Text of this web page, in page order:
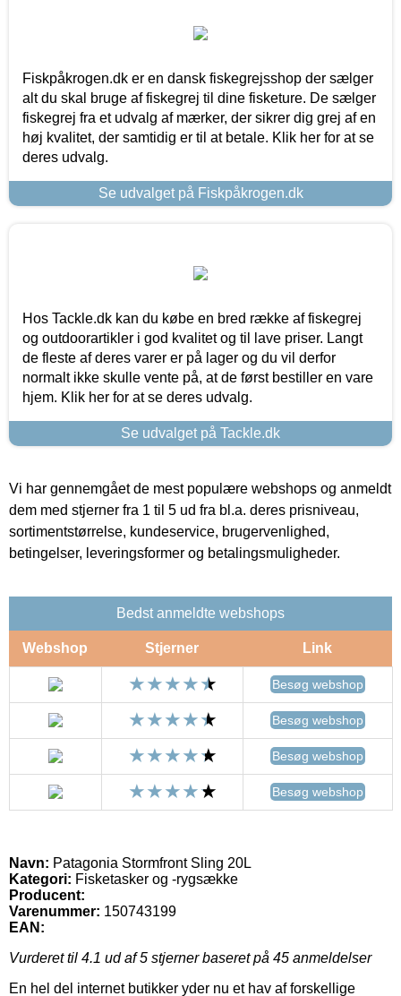
Fiskpåkrogen.dk er en dansk fiskegrejsshop der sælger
alt du skal bruge af fiskegrej til dine fisketure. De sælger
fiskegrej fra et udvalg af mærker, der sikrer dig grej af en
høj kvalitet, der samtidig er til at betale. Klik her for at se
deres udvalg.
Se udvalget på Fiskpåkrogen.dk
Hos Tackle.dk kan du købe en bred række af fiskegrej
og outdoorartikler i god kvalitet og til lave priser. Langt
de fleste af deres varer er på lager og du vil derfor
normalt ikke skulle vente på, at de først bestiller en vare
hjem. Klik her for at se deres udvalg.
Se udvalget på Tackle.dk
Vi har gennemgået de mest populære webshops og anmeldt
dem med stjerner fra 1 til 5 ud fra bl.a. deres prisniveau,
sortimentstørrelse, kundeservice, brugervenlighed,
betingelser, leveringsformer og betalingsmuligheder.
Bedst anmeldte webshops
Webshop Stjerner Link
Besøg webshop
Besøg webshop
Besøg webshop
Besøg webshop
Navn: Patagonia Stormfront Sling 20L
Kategori: Fisketasker og -rygsække
Producent:
Varenummer: 150743199
EAN:
Vurderet til 4.1 ud af 5 stjerner baseret på 45 anmeldelser
En hel del internet butikker yder nu et hav af forskellige